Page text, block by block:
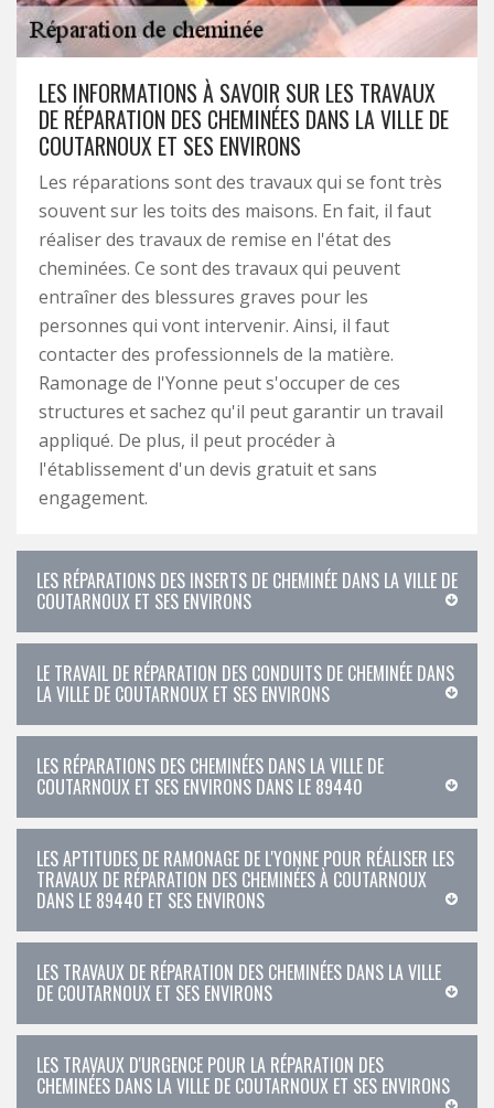
LES INFORMATIONS À SAVOIR SUR LES TRAVAUX
DE RÉPARATION DES CHEMINÉES DANS LA VILLE DE
COUTARNOUX ET SES ENVIRONS
Les réparations sont des travaux qui se font très
souvent sur les toits des maisons. En fait, il faut
réaliser des travaux de remise en l'état des
cheminées. Ce sont des travaux qui peuvent
entraîner des blessures graves pour les
personnes qui vont intervenir. Ainsi, il faut
contacter des professionnels de la matière.
Ramonage de l'Yonne peut s'occuper de ces
structures et sachez qu'il peut garantir un travail
appliqué. De plus, il peut procéder à
l'établissement d'un devis gratuit et sans
engagement.
LES RÉPARATIONS DES INSERTS DE CHEMINÉE DANS LA VILLE DE
COUTARNOUX ET SES ENVIRONS
LE TRAVAIL DE RÉPARATION DES CONDUITS DE CHEMINÉE DANS
LA VILLE DE COUTARNOUX ET SES ENVIRONS
LES RÉPARATIONS DES CHEMINÉES DANS LA VILLE DE
COUTARNOUX ET SES ENVIRONS DANS LE 89440
LES APTITUDES DE RAMONAGE DE L'YONNE POUR RÉALISER LES
TRAVAUX DE RÉPARATION DES CHEMINÉES À COUTARNOUX
DANS LE 89440 ET SES ENVIRONS
LES TRAVAUX DE RÉPARATION DES CHEMINÉES DANS LA VILLE
DE COUTARNOUX ET SES ENVIRONS
LES TRAVAUX D'URGENCE POUR LA RÉPARATION DES
CHEMINÉES DANS LA VILLE DE COUTARNOUX ET SES ENVIRONS